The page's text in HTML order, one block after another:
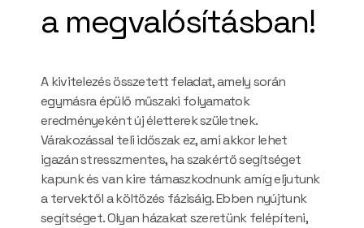
a megvalósításban!
A kivitelezés összetett feladat, amely során
egymásra épülő műszaki folyamatok
eredményeként új életterek születnek.
Várakozással teli időszak ez, ami akkor lehet
igazán stresszmentes, ha szakértő segítséget
kapunk és van kire támaszkodnunk amíg eljutunk
a tervektől a költözés fázisáig. Ebben nyújtunk
segítséget. Olyan házakat szeretünk felépíteni,